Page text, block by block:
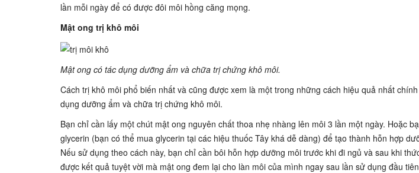
lần mỗi ngày để có được đôi môi hồng căng mọng.
Mật ong trị khô môi
Mật ong có tác dụng dưỡng ẩm và chữa trị chứng khô môi.
Cách trị khô môi phổ biến nhất và cũng được xem là một trong những cách hiệu quả nhất
dụng dưỡng ẩm và chữa trị chứng khô môi.
Bạn chỉ cần lấy một chút mật ong nguyên chất thoa nhẹ nhàng lên môi 3 lần một ngày. Hoặc
glycerin (bạn có thể mua glycerin tại các hiệu thuốc Tây khá dễ dàng) để tạo thành hỗn hợp
Nếu sử dụng theo cách này, bạn chỉ cần bôi hỗn hợp dưỡng môi trước khi đi ngủ và sau khi
được kết quả tuyệt vời mà mật ong đem lại cho làn môi của mình ngay sau lần sử dụng đầu